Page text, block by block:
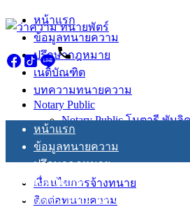
Skip
to
content
หน้าแรก
ข้อมูลทนายความ
ปรึกษากฎหมาย
เนติบัณฑิต
บทความทนายความ
หน้าแรก
ข้อมูลทนายความ
ปรึกษากฎหมาย
เนติบัณฑิต
บทความทนายความ
Notary Public
Notary Public โนตารี พับลิ
ทนายความผู้ทำคำรับรองล
เงื่อนไขการจ้างทนาย
ติดต่อทนายความ